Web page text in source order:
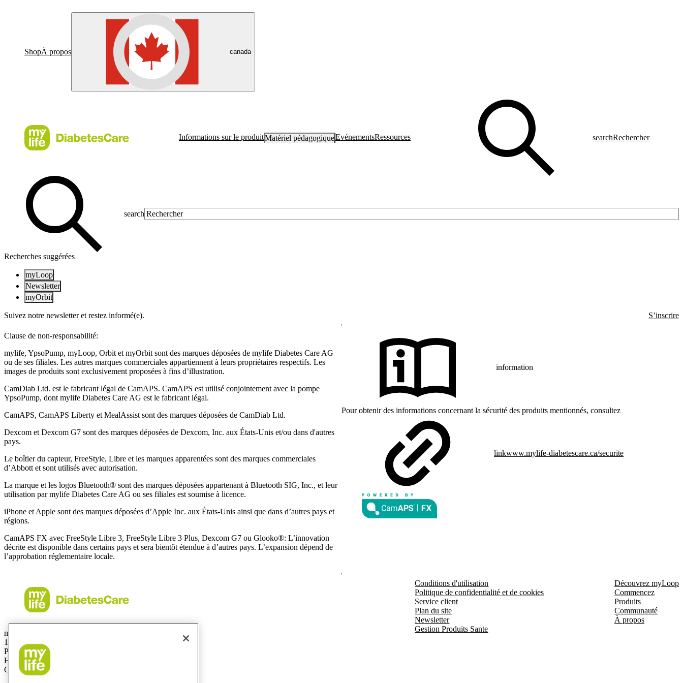
ShopÀ propos canada
Informations sur le produitMatériel pédagogiqueEvénementsRessources searchRechercher
search
Recherches suggérées
myLoop
Newsletter
myOrbit
Suivez notre newsletter et restez informé(e). S’inscrire
Clause de non-responsabilité:
mylife, YpsoPump, myLoop, Orbit et myOrbit sont des marques déposées de mylife Diabetes Care AG
ou de ses filiales. Les autres marques commerciales appartiennent à leurs propriétaires respectifs. Les
images de produits sont exclusivement proposées à fins d’illustration.
CamDiab Ltd. est le fabricant légal de CamAPS. CamAPS est utilisé conjointement avec la pompe
YpsoPump, dont mylife Diabetes Care AG est le fabricant légal.
CamAPS, CamAPS Liberty et MealAssist sont des marques déposées de CamDiab Ltd.
Dexcom et Dexcom G7 sont des marques déposées de Dexcom, Inc. aux États-Unis et/ou dans d'autres
pays.
Le boîtier du capteur, FreeStyle, Libre et les marques apparentées sont des marques commerciales
d’Abbott et sont utilisés avec autorisation.
La marque et les logos Bluetooth® sont des marques déposées appartenant à Bluetooth SIG, Inc., et leur
utilisation par mylife Diabetes Care AG ou ses filiales est soumise à licence.
iPhone et Apple sont des marques déposées d’Apple Inc. aux États-Unis ainsi que dans d’autres pays et
régions.
CamAPS FX avec FreeStyle Libre 3, FreeStyle Libre 3 Plus, Dexcom G7 ou Glooko®: L’innovation
décrite est disponible dans certains pays et sera bientôt étendue à d’autres pays. L’expansion dépend de
l’approbation réglementaire locale.
information
Pour obtenir des informations concernant la sécurité des produits mentionnés, consultez
linkwww.mylife-diabetescare.ca/securite
mylife Diabetes Care Canada Inc.
1 avenue Holiday, bureau 605
Pointe-Claire, QC
H9R 5N3
Canada
Conditions d'utilisation
Politique de confidentialité et de cookies
Service client
Plan du site
Newsletter
Gestion Produits Sante
Découvrez myLoop
Commencez
Produits
Communauté
À propos